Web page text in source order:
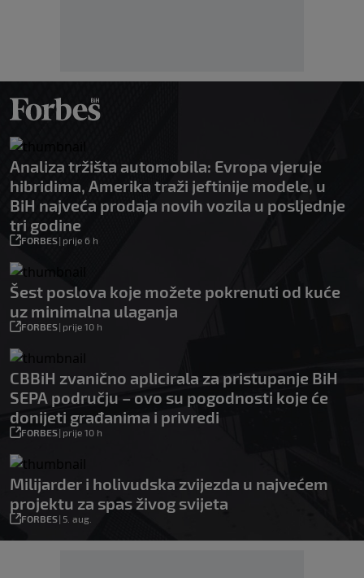
Analiza tržišta automobila: Evropa vjeruje
hibridima, Amerika traži jeftinije modele, u
BiH najveća prodaja novih vozila u posljednje
tri godine
FORBES| prije 6 h
Šest poslova koje možete pokrenuti od kuće
uz minimalna ulaganja
FORBES| prije 10 h
CBBiH zvanično aplicirala za pristupanje BiH
SEPA području – ovo su pogodnosti koje će
donijeti građanima i privredi
FORBES| prije 10 h
Milijarder i holivudska zvijezda u najvećem
projektu za spas živog svijeta
FORBES| 5. aug.